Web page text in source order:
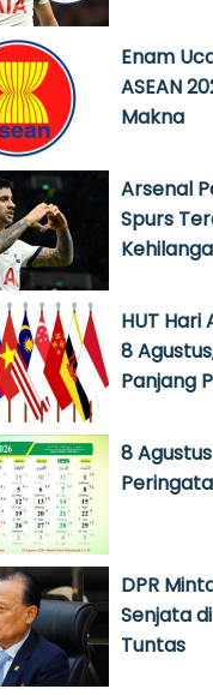
Enam
ASEAN
Makna
Arsenal
Spurs
HUT Hari
8
Panjang
8
DPR
Senjata
Tuntas